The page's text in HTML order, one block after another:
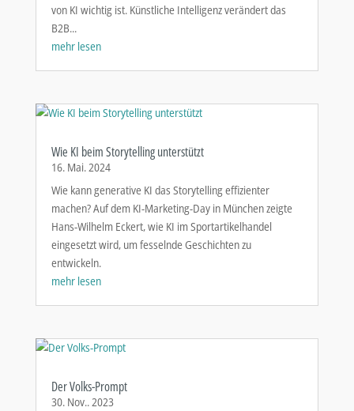
von KI wichtig ist. Künstliche Intelligenz verändert das
B2B...
mehr lesen
Wie KI beim Storytelling unterstützt
16. Mai. 2024
Wie kann generative KI das Storytelling effizienter
machen? Auf dem KI-Marketing-Day in München zeigte
Hans-Wilhelm Eckert, wie KI im Sportartikelhandel
eingesetzt wird, um fesselnde Geschichten zu
entwickeln.
mehr lesen
Der Volks-Prompt
30. Nov.. 2023